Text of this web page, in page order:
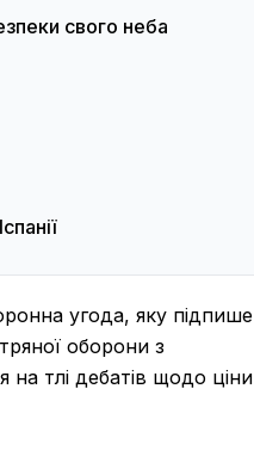
свого неба
угода, яку підпише
оборони з
тлі дебатів щодо ціни